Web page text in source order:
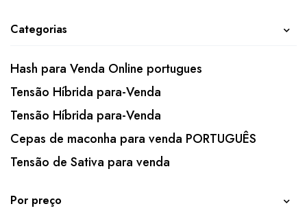
Categorias
Hash para Venda Online portugues
Tensão Híbrida para-Venda
Tensão Híbrida para-Venda
Cepas de maconha para venda PORTUGUÊS
Tensão de Sativa para venda
Por preço